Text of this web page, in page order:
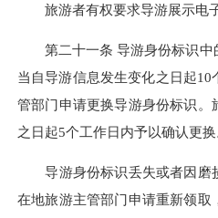
旅游者有权要求导游展示电子
第二十一条 导游身份标识中
当自导游信息发生变化之日起
管部门申请更换导游身份标识。
之日起5个工作日内予以确认更换
导游身份标识丢失或者因磨
在地旅游主管部门申请重新领取